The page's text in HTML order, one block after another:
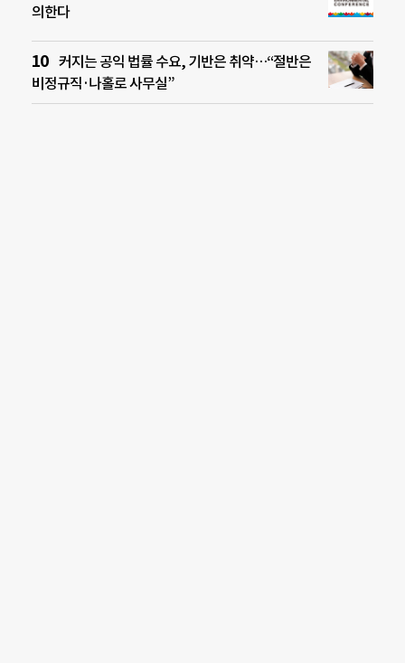
의한다
커지는 공익 법률 수요, 기반은 취약…“절반은
비정규직·나홀로 사무실”